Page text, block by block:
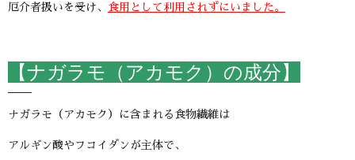
厄介者扱いを受け、 食用として利用されずにいました。
【ナガラモ（アカモク）の成分】
ナガラモ（アカモク）に含まれる食物繊維は
アルギン酸やフコイダンが主体で、